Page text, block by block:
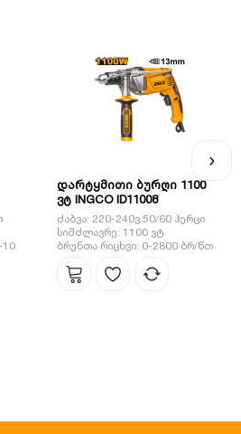
ბრენდს გახდეს ლიდერი
10
დარტყმითი ბურღი 1100
ვტ INGCO ID11008
ძაბვა: 220-240ვ 50/60 ჰერცი
სიმძლავრე: 1100 ვტ
ბრუნთა რიცხვი: 0-2800 ბრ/წთ